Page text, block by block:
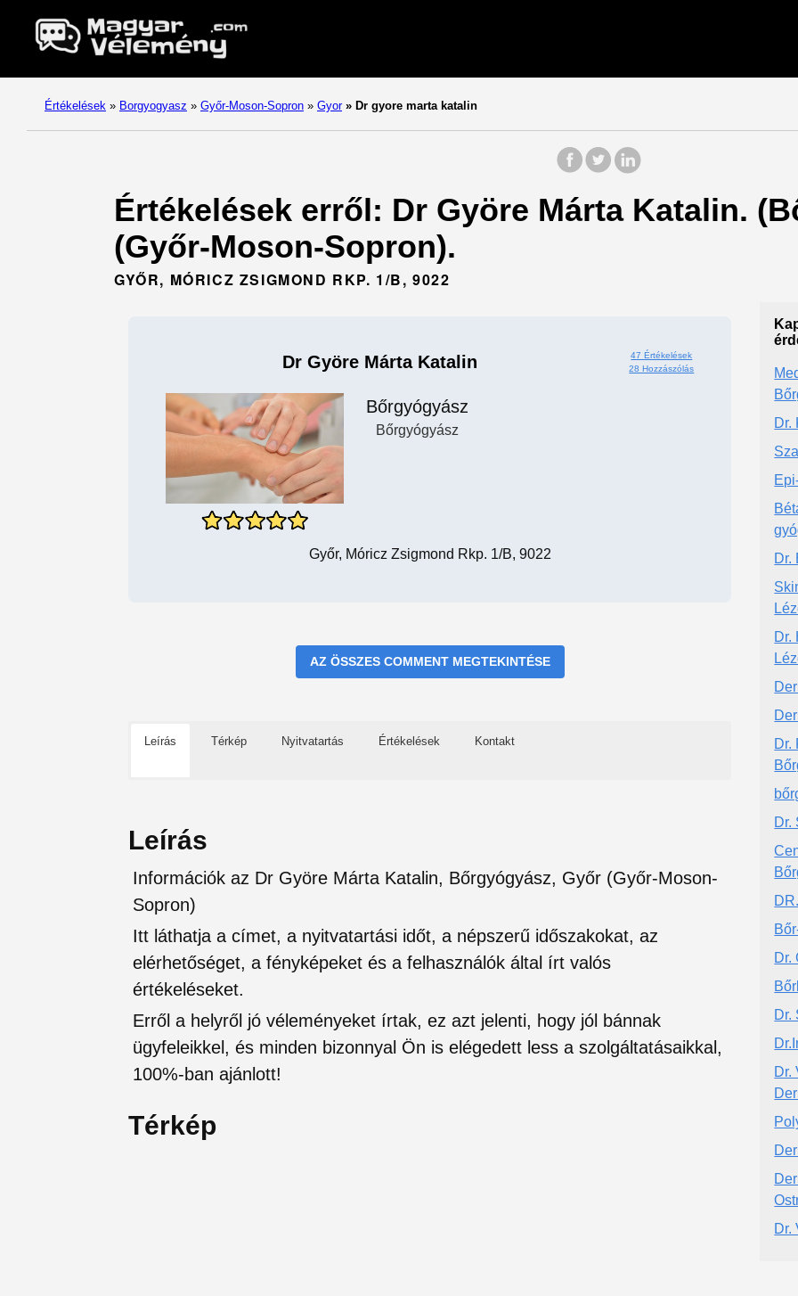
Értékelések » Borgyogyasz » Győr-Moson-Sopron » Gyor » Dr gyore marta katalin
Értékelések erről: Dr Györe Márta Katalin.
(Győr-Moson-Sopron).
GYŐR, MÓRICZ ZSIGMOND RKP. 1/B, 9022
Dr Györe Márta Katalin
47 Értékelések
28 Hozzászólás
Bőrgyógyász
Bőrgyógyász
Győr, Móricz Zsigmond Rkp. 1/B, 9022
AZ ÖSSZES COMMENT MEGTEKINTÉSE
Leírás Térkép Nyitvatartás Értékelések Kontakt
Leírás
Információk az Dr Györe Márta Katalin, Bőrgyógyász, Győr (Győr-Moson-
Sopron)
Itt láthatja a címet, a nyitvatartási időt, a népszerű időszakokat, az
elérhetőséget, a fényképeket és a felhasználók által írt valós
értékeléseket.
Erről a helyről jó véleményeket írtak, ez azt jelenti, hogy jól bánnak
ügyfeleikkel, és minden bizonnyal Ön is elégedett less a szolgáltatásaikkal,
100%-ban ajánlott!
Térkép
Dr.
Dr.
Dr.
Dr.
Dr.
Dr.
Dr.
Dr.
Dr.